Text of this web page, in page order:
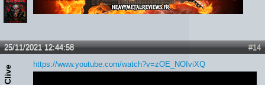
#14
25/11/2021 12:44:58
Clive
https://www.youtube.com/watch?v=zOE_NOIviXQ